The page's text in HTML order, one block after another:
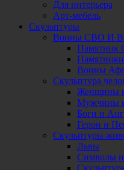
Для интерьера
Арт-мебель
Скульптуры
Воины СВО И
Памятник
Воины
Скульптура
Женщины
Мужчины
Боги и
Герои и
Скульптуры
Львы
Символы и